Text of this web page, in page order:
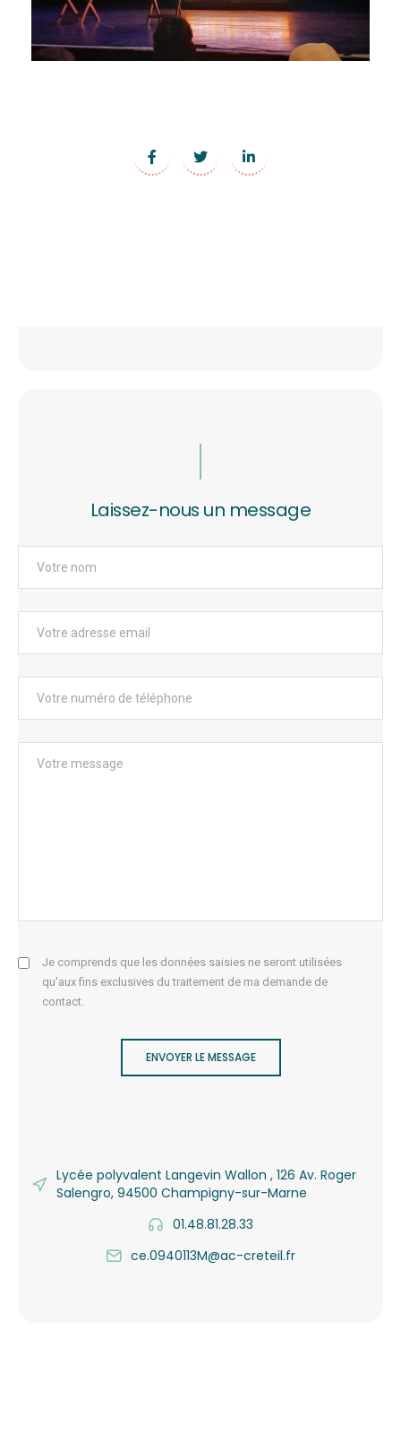
Laissez-nous un message
Je comprends que les données saisies ne seront utilisées
qu'aux fins exclusives du traitement de ma demande de
contact.
ENVOYER LE MESSAGE
Lycée polyvalent Langevin Wallon , 126 Av. Roger
Salengro, 94500 Champigny-sur-Marne
01.48.81.28.33
ce.0940113M@ac-creteil.fr